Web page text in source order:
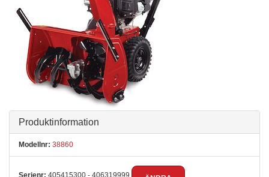
Produktinformation
Modellnr: 38860
Serienr: 405415300 - 406319999